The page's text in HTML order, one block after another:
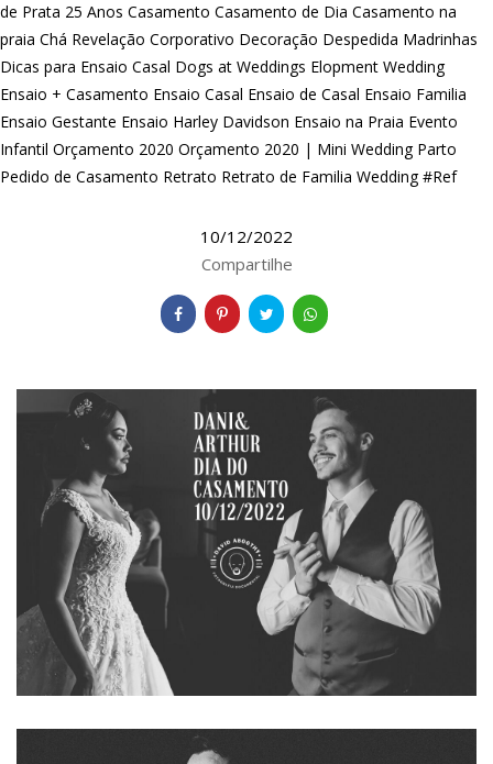
de Prata 25 Anos Casamento Casamento de Dia Casamento na
praia Chá Revelação Corporativo Decoração Despedida Madrinhas
Dicas para Ensaio Casal Dogs at Weddings Elopment Wedding
Ensaio + Casamento Ensaio Casal Ensaio de Casal Ensaio Familia
Ensaio Gestante Ensaio Harley Davidson Ensaio na Praia Evento
Infantil Orçamento 2020 Orçamento 2020 | Mini Wedding Parto
Pedido de Casamento Retrato Retrato de Familia Wedding #Ref
10/12/2022
Compartilhe